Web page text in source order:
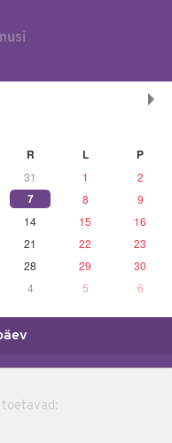
R L P
31 1
2
7 8
9
14 15
16
21 22
23
28 29
30
4 5 6